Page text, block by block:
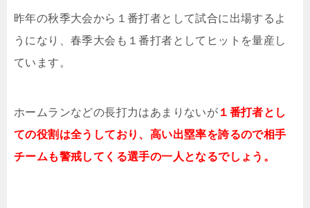
昨年の秋季大会から１番打者として試合に出場するよ
うになり、春季大会も１番打者としてヒットを量産し
ています。
ホームランなどの長打力はあまりないが １番打者とし
ての役割は全うしており、高い出塁率を誇るので相手
チームも警戒してくる選手の一人となるでしょう。